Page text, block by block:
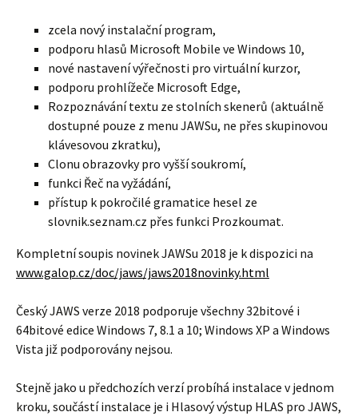
zcela nový instalační program,
podporu hlasů Microsoft Mobile ve Windows 10,
nové nastavení výřečnosti pro virtuální kurzor,
podporu prohlížeče Microsoft Edge,
Rozpoznávání textu ze stolních skenerů (aktuálně
dostupné pouze z menu JAWSu, ne přes skupinovou
klávesovou zkratku),
Clonu obrazovky pro vyšší soukromí,
funkci Řeč na vyžádání,
přístup k pokročilé gramatice hesel ze
slovnik.seznam.cz přes funkci Prozkoumat.
Kompletní soupis novinek JAWSu 2018 je k dispozici na
www.galop.cz/doc/jaws/jaws2018novinky.html
Český JAWS verze 2018 podporuje všechny 32bitové i
64bitové edice Windows 7, 8.1 a 10; Windows XP a Windows
Vista již podporovány nejsou.
Stejně jako u předchozích verzí probíhá instalace v jednom
kroku, součástí instalace je i Hlasový výstup HLAS pro JAWS,